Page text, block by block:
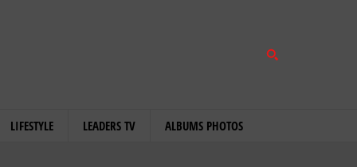
LIFESTYLE LEADERS TV ALBUMS PHOTOS